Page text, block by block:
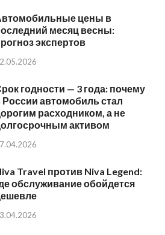
цены в
месяц весны:
экспертов
годности — 3 года: почему
России автомобиль стал
расходником, а не
активом
Travel против Niva Legend:
обслуживание обойдется